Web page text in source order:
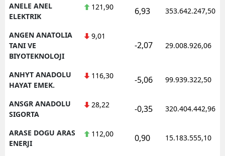
ANELE ANEL
ELEKTRIK
121,90 6,93 353.642.247,50
ANGEN ANATOLIA
TANI VE
BIYOTEKNOLOJI
9,01
-2,07 29.008.926,06
ANHYT ANADOLU
HAYAT EMEK.
116,30 -5,06 99.939.322,50
ANSGR ANADOLU
SIGORTA
28,22 -0,35 320.404.442,96
ARASE DOGU ARAS
ENERJI
112,00 0,90 15.183.555,10